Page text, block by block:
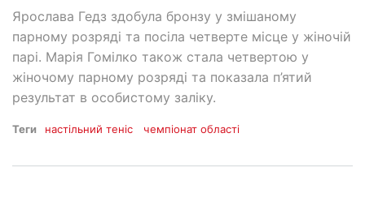
Ярослава Гедз здобула бронзу у змішаному
парному розряді та посіла четверте місце у жіночій
парі. Марія Гомілко також стала четвертою у
жіночому парному розряді та показала п’ятий
результат в особистому заліку.
Теги настільний теніс чемпіонат області